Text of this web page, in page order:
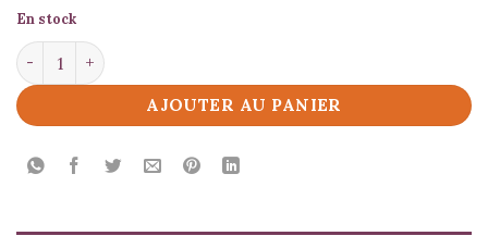
En stock
quantité de Poivre Kâmpôt IGP Noir
AJOUTER AU PANIER